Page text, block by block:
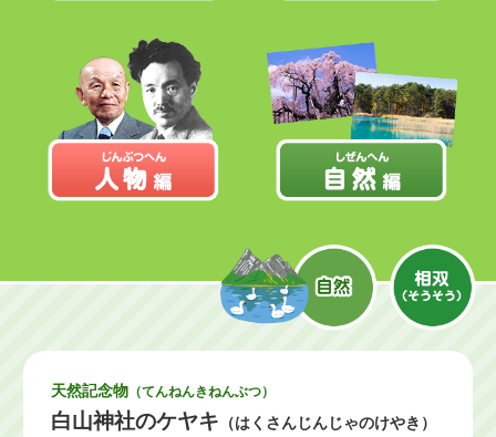
天然記念物 （てんねんきねんぶつ）
白山神社のケヤキ （はくさんじんじゃのけやき）